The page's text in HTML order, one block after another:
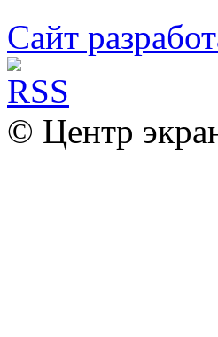
Сайт
© Центр